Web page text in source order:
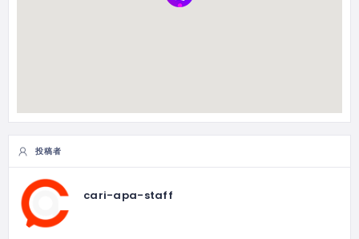
投稿者
cari-apa-staff